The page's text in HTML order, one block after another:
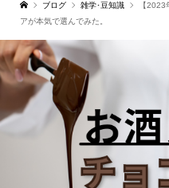
ブログ 雑学･豆知識
【
アが本気で選んでみた。